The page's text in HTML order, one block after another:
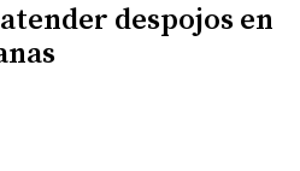
despojos en